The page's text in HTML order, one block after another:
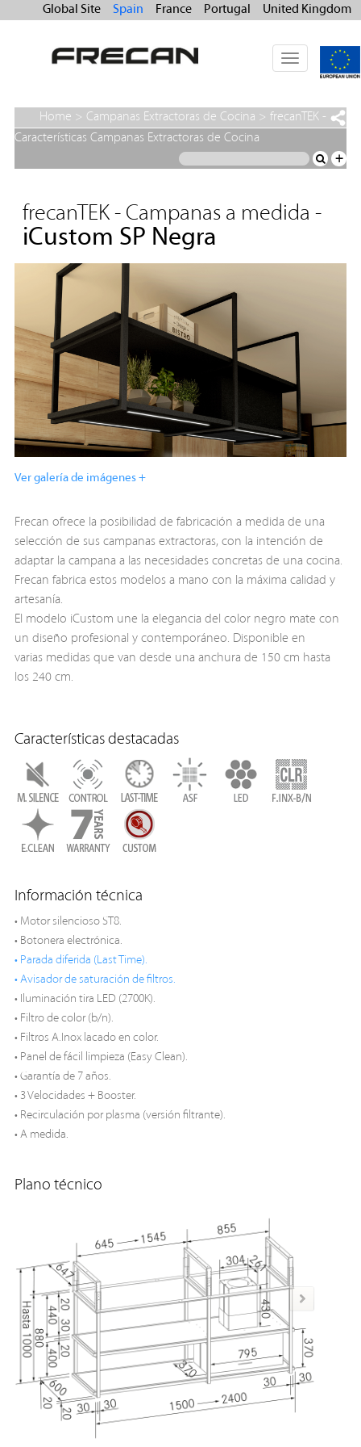
Global Site Spain France Portugal United Kingdom
Toggle
navigation
Home > Campanas Extractoras de Cocina >frecanTEK -
Campanas a medida>iCustom SP Negra
Características Campanas Extractoras de Cocina
+
frecanTEK - Campanas a medida -
iCustom SP Negra
Ver galería de imágenes +
Frecan ofrece la posibilidad de fabricación a medida de una
selección de sus campanas extractoras, con la intención de
adaptar la campana a las necesidades concretas de una cocina.
Frecan fabrica estos modelos a mano con la máxima calidad y
artesanía.
El modelo iCustom une la elegancia del color negro mate con
un diseño profesional y contemporáneo. Disponible en
varias medidas que van desde una anchura de 150 cm hasta
los 240 cm.
Características destacadas
Información técnica
• Motor silencioso ST8.
• Botonera electrónica.
• Parada diferida (Last Time).
• Avisador de saturación de filtros.
• Iluminación tira LED (2700K).
• Filtro de color (b/n).
• Filtros A.Inox lacado en color.
• Panel de fácil limpieza (Easy Clean).
• Garantía de 7 años.
• 3 Velocidades + Booster.
• Recirculación por plasma (versión filtrante).
• A medida.
Plano técnico